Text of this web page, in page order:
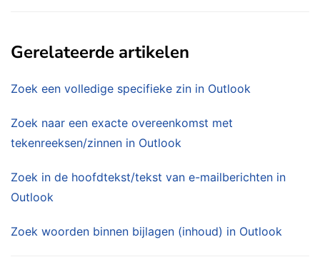
Gerelateerde artikelen
Zoek een volledige specifieke zin in Outlook
Zoek naar een exacte overeenkomst met
tekenreeksen/zinnen in Outlook
Zoek in de hoofdtekst/tekst van e-mailberichten in
Outlook
Zoek woorden binnen bijlagen (inhoud) in Outlook